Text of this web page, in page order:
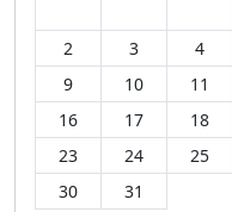
2
3 4
9
10 11
16
17 18
23
24 25
30
31